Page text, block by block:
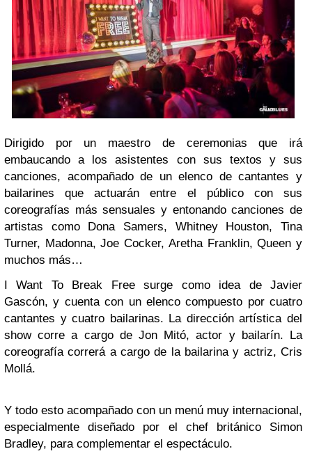
Dirigido por un maestro de ceremonias que irá
embaucando a los asistentes con sus textos y sus
canciones, acompañado de un elenco de cantantes y
bailarines que actuarán entre el público con sus
coreografías más sensuales y entonando canciones de
artistas como Dona Samers, Whitney Houston, Tina
Turner, Madonna, Joe Cocker, Aretha Franklin, Queen y
muchos más…
I Want To Break Free surge como idea de Javier
Gascón, y cuenta con un elenco compuesto por cuatro
cantantes y cuatro bailarinas. La dirección artística del
show corre a cargo de Jon Mitó, actor y bailarín. La
coreografía correrá a cargo de la bailarina y actriz, Cris
Mollá.
Y todo esto acompañado con un menú muy internacional,
especialmente diseñado por el chef británico Simon
Bradley, para complementar el espectáculo.